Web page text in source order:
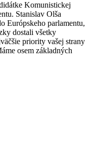
Komunistickej
Stanislav Olša
Európskeho parlamentu,
dostali všetky
priority vašej strany
osem základných